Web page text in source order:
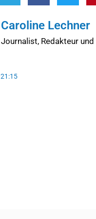
Caroline Lechner
Journalist, Redakteur
21:15